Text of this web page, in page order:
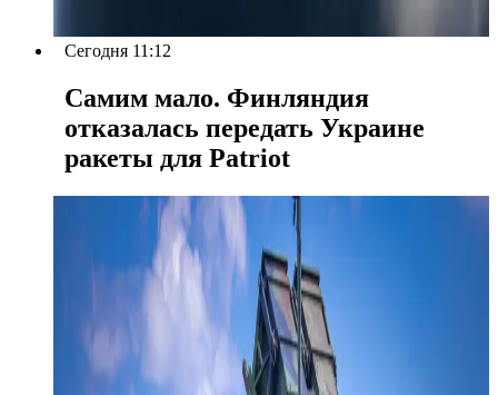
Сегодня 11:12
Самим мало. Финляндия
отказалась передать Украине
ракеты для Patriot